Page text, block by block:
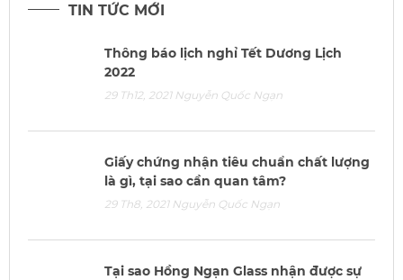
TIN TỨC MỚI
Thông báo lịch nghỉ Tết Dương Lịch
2022
29 Th12, 2021Nguyễn Quốc Ngạn
Giấy chứng nhận tiêu chuẩn chất lượng
là gì, tại sao cần quan tâm?
29 Th8, 2021Nguyễn Quốc Ngạn
Tại sao Hồng Ngạn Glass nhận được sự